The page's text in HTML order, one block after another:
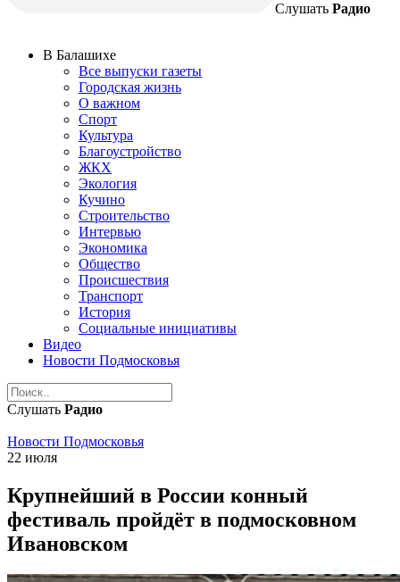
Слушать Радио
В Балашихе
Все выпуски газеты
Городская жизнь
О важном
Спорт
Культура
Благоустройство
ЖКХ
Экология
Кучино
Строительство
Интервью
Экономика
Общество
Происшествия
Транспорт
История
Социальные инициативы
Видео
Новости Подмосковья
Слушать Радио
Новости Подмосковья
22 июля
Крупнейший в России конный
фестиваль пройдёт в подмосковном
Ивановском